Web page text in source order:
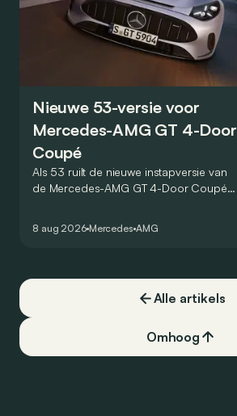
Nieuwe 53-versie voor
Mercedes-AMG GT 4-Door
Coupé
Als 53 ruilt de nieuwe instapversie van
de Mercedes-AMG GT 4-Door Coupé
8 aug 2026 Mercedes AMG
Alle artikels
Omhoog